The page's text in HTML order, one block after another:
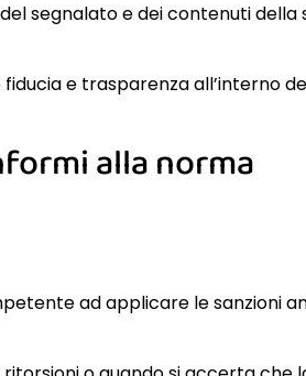
segnalato e dei contenuti
e trasparenza all’interno
alla norma
ad applicare le sanzioni